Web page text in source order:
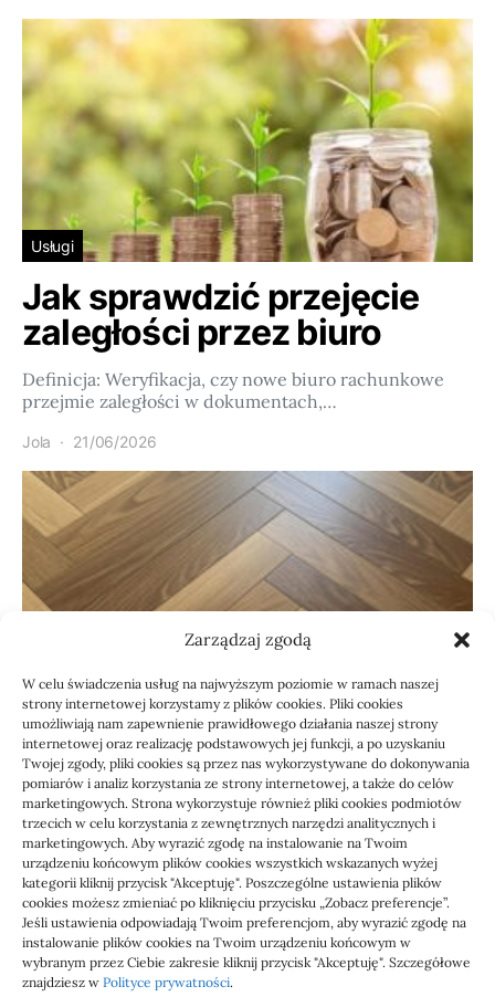
Zarządzaj zgodą
W celu świadczenia usług na najwyższym poziomie w ramach naszej
strony internetowej korzystamy z plików cookies. Pliki cookies
umożliwiają nam zapewnienie prawidłowego działania naszej strony
internetowej oraz realizację podstawowych jej funkcji, a po uzyskaniu
Twojej zgody, pliki cookies są przez nas wykorzystywane do dokonywania
pomiarów i analiz korzystania ze strony internetowej, a także do celów
marketingowych. Strona wykorzystuje również pliki cookies podmiotów
trzecich w celu korzystania z zewnętrznych narzędzi analitycznych i
marketingowych. Aby wyrazić zgodę na instalowanie na Twoim
urządzeniu końcowym plików cookies wszystkich wskazanych wyżej
kategorii kliknij przycisk "Akceptuję". Poszczególne ustawienia plików
cookies możesz zmieniać po kliknięciu przycisku „Zobacz preferencje”.
Jeśli ustawienia odpowiadają Twoim preferencjom, aby wyrazić zgodę na
instalowanie plików cookies na Twoim urządzeniu końcowym w
wybranym przez Ciebie zakresie kliknij przycisk "Akceptuję". Szczegółowe
znajdziesz w Polityce prywatności.
Usługi
Jak sprawdzić przejęcie
zaległości przez biuro
Definicja: Weryfikacja, czy nowe biuro rachunkowe
przejmie zaległości w dokumentach,…
Jola 21/06/2026
Budownictwo, Przemysł
Podłoga do mieszkania na
wynajem łatwa w
utrzymaniu: jak
przygotować lokal do
użytkowania
W mieszkaniu na wynajem podłoga musi pracować
intensywnie Posadzka w lokalu…